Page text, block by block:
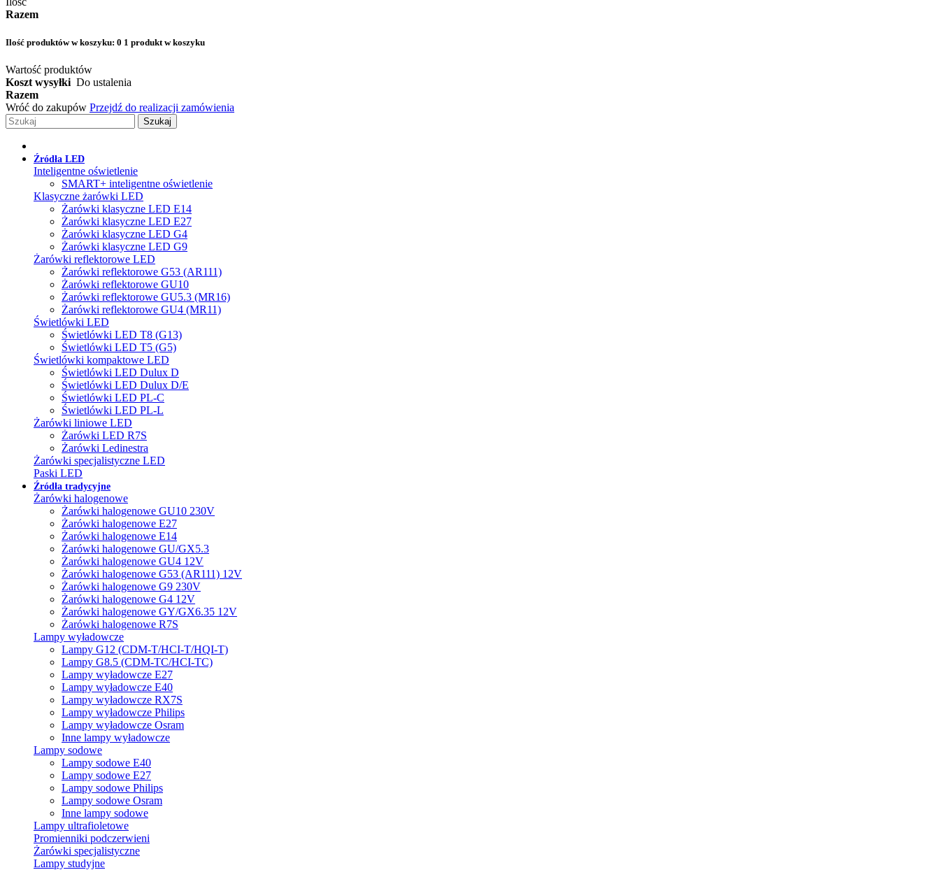
Razem
Ilość produktów w koszyku: 0 1 produkt w koszyku
Wartość produktów
Koszt wysyłki Do ustalenia
Razem
Wróć do zakupów Przejdź do realizacji zamówienia
Szukaj
Źródła LED
Inteligentne oświetlenie
SMART+ inteligentne oświetlenie
Klasyczne żarówki LED
Żarówki klasyczne LED E14
Żarówki klasyczne LED E27
Żarówki klasyczne LED G4
Żarówki klasyczne LED G9
Żarówki reflektorowe LED
Żarówki reflektorowe G53 (AR111)
Żarówki reflektorowe GU10
Żarówki reflektorowe GU5.3 (MR16)
Żarówki reflektorowe GU4 (MR11)
Świetlówki LED
Świetlówki LED T8 (G13)
Świetlówki LED T5 (G5)
Świetlówki kompaktowe LED
Świetlówki LED Dulux D
Świetlówki LED Dulux D/E
Świetlówki LED PL-C
Świetlówki LED PL-L
Żarówki liniowe LED
Żarówki LED R7S
Żarówki Ledinestra
Żarówki specjalistyczne LED
Paski LED
Źródła tradycyjne
Żarówki halogenowe
Żarówki halogenowe GU10 230V
Żarówki halogenowe E27
Żarówki halogenowe E14
Żarówki halogenowe GU/GX5.3
Żarówki halogenowe GU4 12V
Żarówki halogenowe G53 (AR111) 12V
Żarówki halogenowe G9 230V
Żarówki halogenowe G4 12V
Żarówki halogenowe GY/GX6.35 12V
Żarówki halogenowe R7S
Lampy wyładowcze
Lampy G12 (CDM-T/HCI-T/HQI-T)
Lampy G8.5 (CDM-TC/HCI-TC)
Lampy wyładowcze E27
Lampy wyładowcze E40
Lampy wyładowcze RX7S
Lampy wyładowcze Philips
Lampy wyładowcze Osram
Inne lampy wyładowcze
Lampy sodowe
Lampy sodowe E40
Lampy sodowe E27
Lampy sodowe Philips
Lampy sodowe Osram
Inne lampy sodowe
Lampy ultrafioletowe
Promienniki podczerwieni
Żarówki specjalistyczne
Lampy studyjne